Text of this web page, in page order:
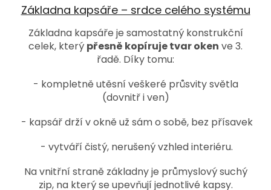
Základna kapsáře – srdce celého systému
Základna kapsáře je samostatný konstrukční
celek, který přesně kopíruje tvar oken ve 3.
řadě. Díky tomu:
- kompletně utěsní veškeré průsvity světla
(dovnitř i ven)
- kapsář drží v okně už sám o sobě, bez přísavek
- vytváří čistý, nerušený vzhled interiéru.
Na vnitřní straně základny je průmyslový suchý
zip, na který se upevňují jednotlivé kapsy.